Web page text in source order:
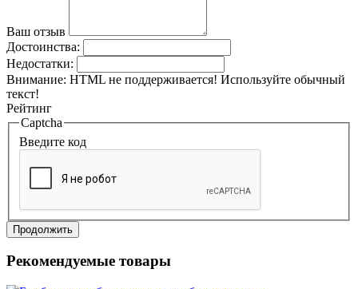
Ваш отзыв
Достоинства:
Недостатки:
Внимание: HTML не поддерживается! Используйте обычный
текст!
Рейтинг
Captcha
Введите код
Продолжить
Рекомендуемые товары